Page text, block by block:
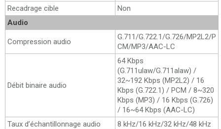
Recadrage cible
Non
Audio
Compression audio
G.711/G.722.1/G.726/MP2L2/P
CM/MP3/AAC-LC
Débit binaire audio
64 Kbps
(G.711ulaw/G.711alaw) /
32~192 Kbps (MP2L2) / 16
Kbps (G.722.1) / PCM / 8~320
Kbps (MP3) / 16 Kbps (G.726)
/ 16~64 Kbps (AAC-LC)
Taux d’échantillonnage audio
8 kHz/16 kHz/32 kHz/48 kHz